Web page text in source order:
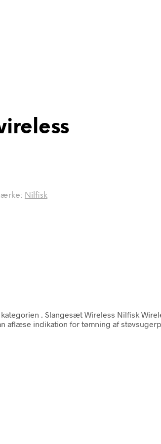
Nilfisk
. Slangesæt Wireless Nilfisk
aflæse indikation for tømning af